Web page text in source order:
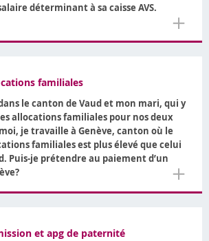
déterminant à sa caisse AVS.
＋
familiales
le canton de Vaud et mon mari, qui y
allocations familiales pour nos deux
je travaille à Genève, canton où le
familiales est plus élevé que celui
Puis-je prétendre au paiement d’un ＋
et apg de paternité